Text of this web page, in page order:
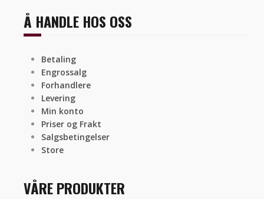
Å HANDLE HOS OSS
Betaling
Engrossalg
Forhandlere
Levering
Min konto
Priser og Frakt
Salgsbetingelser
Store
VÅRE PRODUKTER